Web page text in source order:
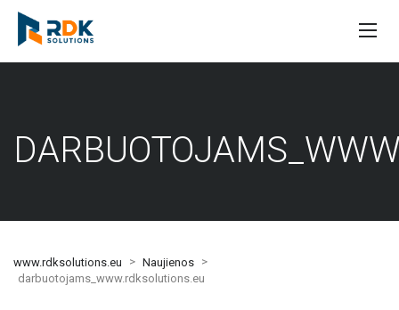
www.rdksolutions.eu > Naujienos >
darbuotojams_www.rdksolutions.eu